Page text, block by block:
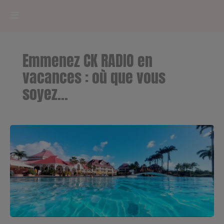
RADIOPLAYER
CK RADIO Line-up
PODCASTS
Cultur'Ciné - Jean Meurice
CONCOURS
Contact
Emmenez CK RADIO en
vacances : où que vous
soyez...